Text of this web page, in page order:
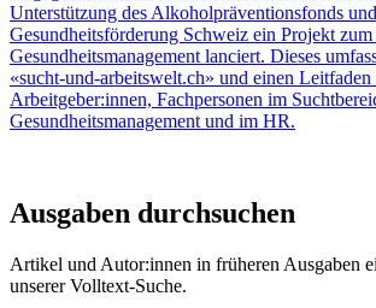
Unterstützung des Alkoholpräventionsfonds und
Gesundheitsförderung Schweiz ein Projekt
Gesundheitsmanagement lanciert. Dieses
«sucht-und-arbeitswelt.ch» und einen
Arbeitgeber:innen, Fachpersonen im
Gesundheitsmanagement und im HR.
Ausgaben durchsuchen
Artikel und Autor:innen in früheren Ausgaben
unserer Volltext-Suche.